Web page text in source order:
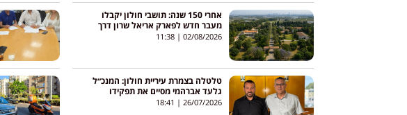
אחרי 150 שנה: תושבי חולון יקבלו
מעבר חדש לפארק אריאל שרון דרך
מקווה ישראל
02/08/2026
11:38
טלטלה בצמרת עיריית חולון: המנכ״ל
גלעד אברהמי מסיים את תפקידו
26/07/2026